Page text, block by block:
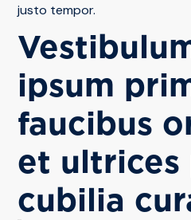
justo tempor.
ipsum
faucibus
et ultrices
cubilia